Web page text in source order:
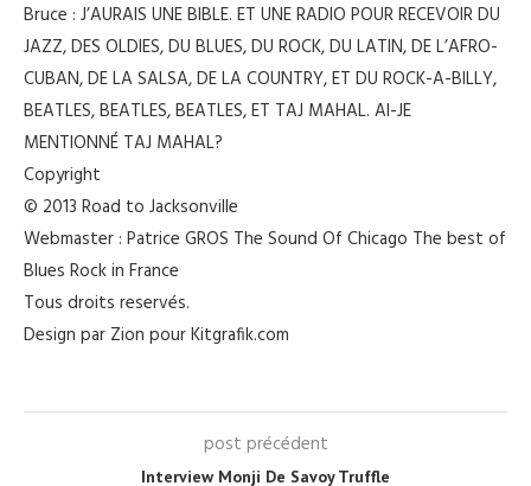
Bruce : J’AURAIS UNE BIBLE. ET UNE RADIO POUR RECEVOIR DU
JAZZ, DES OLDIES, DU BLUES, DU ROCK, DU LATIN, DE L’AFRO-
CUBAN, DE LA SALSA, DE LA COUNTRY, ET DU ROCK-A-BILLY,
BEATLES, BEATLES, BEATLES, ET TAJ MAHAL. AI-JE
MENTIONNÉ TAJ MAHAL?
Copyright
© 2013 Road to Jacksonville
Webmaster : Patrice GROS The Sound Of Chicago The best of
Blues Rock in France
Tous droits reservés.
Design par Zion pour Kitgrafik.com
post précédent
Interview Monji De Savoy Truffle